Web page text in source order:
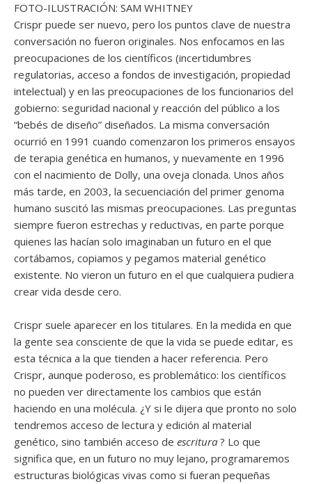
FOTO-ILUSTRACIÓN: SAM WHITNEY
Crispr puede ser nuevo, pero los puntos clave de nuestra
conversación no fueron originales. Nos enfocamos en las
preocupaciones de los científicos (incertidumbres
regulatorias, acceso a fondos de investigación, propiedad
intelectual) y en las preocupaciones de los funcionarios del
gobierno: seguridad nacional y reacción del público a los
“bebés de diseño” diseñados. La misma conversación
ocurrió en 1991 cuando comenzaron los primeros ensayos
de terapia genética en humanos, y nuevamente en 1996
con el nacimiento de Dolly, una oveja clonada. Unos años
más tarde, en 2003, la secuenciación del primer genoma
humano suscitó las mismas preocupaciones. Las preguntas
siempre fueron estrechas y reductivas, en parte porque
quienes las hacían solo imaginaban un futuro en el que
cortábamos, copiamos y pegamos material genético
existente. No vieron un futuro en el que cualquiera pudiera
crear vida desde cero.
Crispr suele aparecer en los titulares. En la medida en que
la gente sea consciente de que la vida se puede editar, es
esta técnica a la que tienden a hacer referencia. Pero
Crispr, aunque poderoso, es problemático: los científicos
no pueden ver directamente los cambios que están
haciendo en una molécula. ¿Y si le dijera que pronto no solo
tendremos acceso de lectura y edición al material
genético, sino también acceso de escritura ? Lo que
significa que, en un futuro no muy lejano, programaremos
estructuras biológicas vivas como si fueran pequeñas